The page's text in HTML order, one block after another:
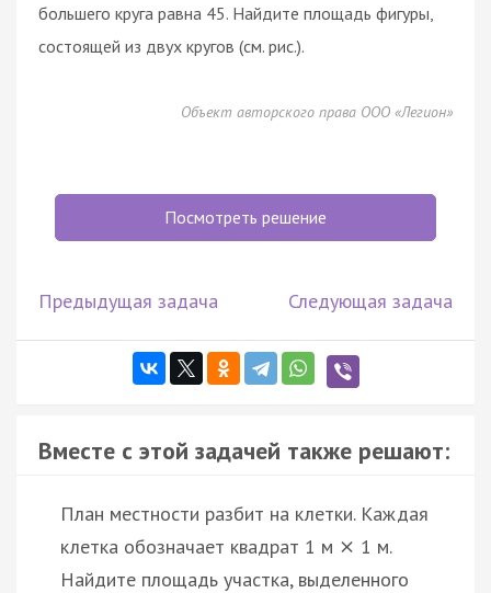
большего круга равна 45. Найдите площадь фигуры,
состоящей из двух кругов (см. рис.).
Объект авторского права ООО «Легион»
Посмотреть решение
Предыдущая задача Следующая задача
Вместе с этой задачей также решают:
План местности разбит на клетки. Каждая
клетка обозначает квадрат 1 м × 1 м.
Найдите площадь участка, выделенного